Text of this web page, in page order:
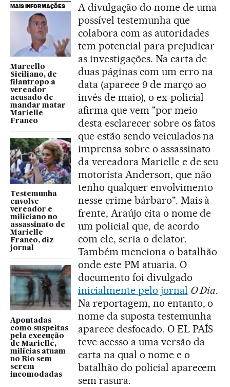
MAIS INFORMAÇÕES
Marcello
Siciliano, de
filantropo a
vereador
acusado de
mandar matar
Marielle
Franco
Testemunha
envolve
vereador e
miliciano no
assassinato de
Marielle
Franco, diz
jornal
Apontadas
como suspeitas
pela execução
de Marielle,
milícias atuam
no Rio sem
serem
incomodadas
A divulgação do nome de uma
possível testemunha que
colabora com as autoridades
tem potencial para prejudicar
as investigações. Na carta de
duas páginas com um erro na
data (aparece 9 de março ao
invés de maio), o ex-policial
afirma que vem "por meio
desta esclarecer sobre os fatos
que estão sendo veiculados na
imprensa sobre o assassinato
da vereadora Marielle e de seu
motorista Anderson, que não
tenho qualquer envolvimento
nesse crime bárbaro". Mais à
frente, Araújo cita o nome de
um policial que, de acordo
com ele, seria o delator.
Também menciona o batalhão
onde este PM atuaria. O
documento foi divulgado
inicialmente pelo jornal O Dia.
Na reportagem, no entanto, o
nome da suposta testemunha
aparece desfocado. O EL PAÍS
teve acesso a uma versão da
carta na qual o nome e o
batalhão do policial aparecem
sem rasura.